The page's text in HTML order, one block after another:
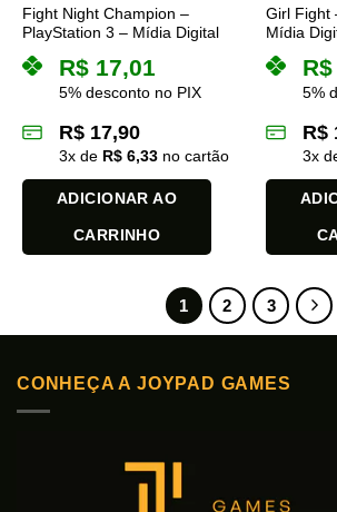
Fight Night Champion –
PlayStation 3 – Mídia Digital
R$ 17,01
5% desconto no PIX
R$ 17,90
3x de R$ 6,33 no cartão
ADICIONAR AO
CARRINHO
Girl Fight
Mídia
R$
5%
R$
3x
1 2 3
CONHEÇA A JOYPAD GAMES